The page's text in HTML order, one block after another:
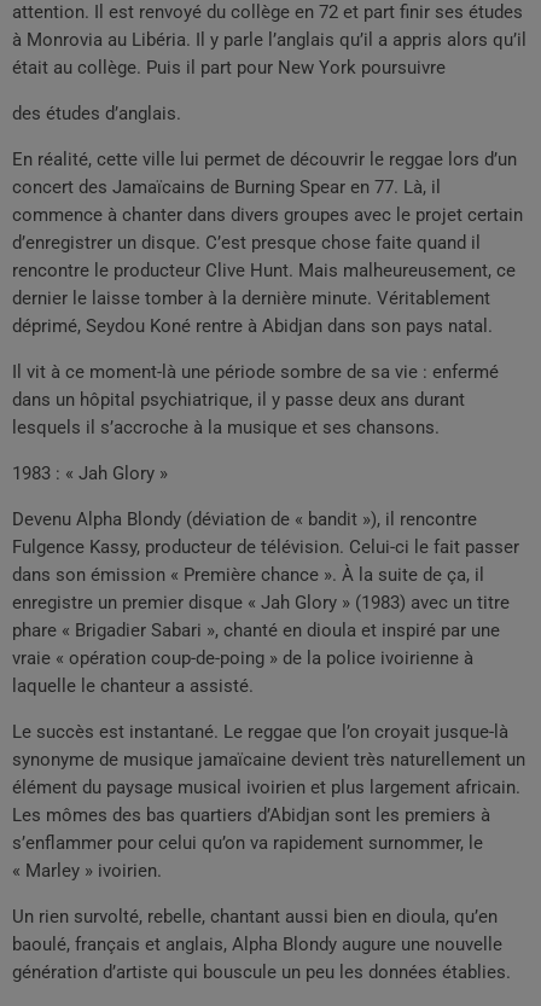
attention. Il est renvoyé du collège en 72 et part finir ses études
à Monrovia au Libéria. Il y parle l’anglais qu’il a appris alors qu’il
était au collège. Puis il part pour New York poursuivre
des études d’anglais.
En réalité, cette ville lui permet de découvrir le reggae lors d’un
concert des Jamaïcains de Burning Spear en 77. Là, il
commence à chanter dans divers groupes avec le projet certain
d’enregistrer un disque. C’est presque chose faite quand il
rencontre le producteur Clive Hunt. Mais malheureusement, ce
dernier le laisse tomber à la dernière minute. Véritablement
déprimé, Seydou Koné rentre à Abidjan dans son pays natal.
Il vit à ce moment-là une période sombre de sa vie : enfermé
dans un hôpital psychiatrique, il y passe deux ans durant
lesquels il s’accroche à la musique et ses chansons.
1983 : « Jah Glory »
Devenu Alpha Blondy (déviation de « bandit »), il rencontre
Fulgence Kassy, producteur de télévision. Celui-ci le fait passer
dans son émission « Première chance ». À la suite de ça, il
enregistre un premier disque « Jah Glory » (1983) avec un titre
phare « Brigadier Sabari », chanté en dioula et inspiré par une
vraie « opération coup-de-poing » de la police ivoirienne à
laquelle le chanteur a assisté.
Le succès est instantané. Le reggae que l’on croyait jusque-là
synonyme de musique jamaïcaine devient très naturellement un
élément du paysage musical ivoirien et plus largement africain.
Les mômes des bas quartiers d’Abidjan sont les premiers à
s’enflammer pour celui qu’on va rapidement surnommer, le
« Marley » ivoirien.
Un rien survolté, rebelle, chantant aussi bien en dioula, qu’en
baoulé, français et anglais, Alpha Blondy augure une nouvelle
génération d’artiste qui bouscule un peu les données établies.